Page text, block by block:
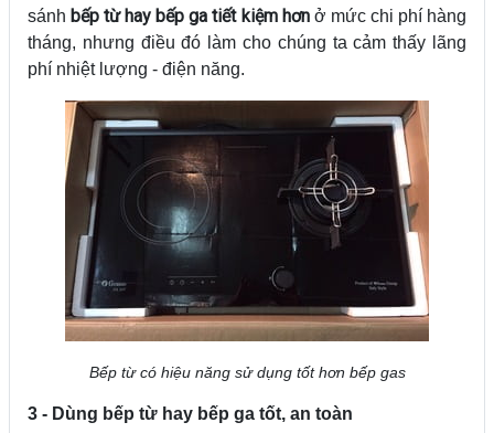
sánh bếp từ hay bếp ga tiết kiệm hơnở mức chi phí hàng
tháng, nhưng điều đó làm cho chúng ta cảm thấy lãng
phí nhiệt lượng - điện năng.
Bếp từ có hiệu năng sử dụng tốt hơn bếp gas
3 - Dùng bếp từ hay bếp ga tốt, an toàn